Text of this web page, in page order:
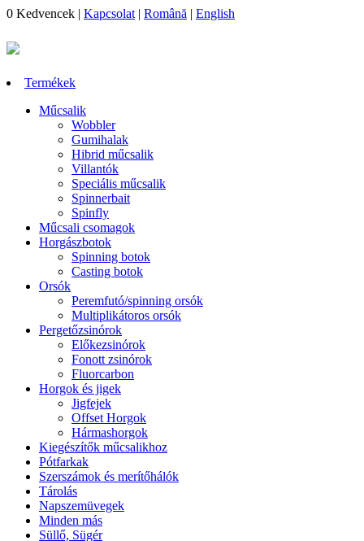
0 Kedvencek | Kapcsolat | Română | English
Termékek
Műcsalik
Wobbler
Gumihalak
Hibrid műcsalik
Villantók
Speciális műcsalik
Spinnerbait
Spinfly
Műcsali csomagok
Horgászbotok
Spinning botok
Casting botok
Orsók
Peremfutó/spinning orsók
Multiplikátoros orsók
Pergetőzsinórok
Előkezsinórok
Fonott zsinórok
Fluorcarbon
Horgok és jigek
Jigfejek
Offset Horgok
Hármashorgok
Kiegészítők műcsalikhoz
Pótfarkak
Szerszámok és merítőhálók
Tárolás
Napszemüvegek
Minden más
Süllő, Sügér